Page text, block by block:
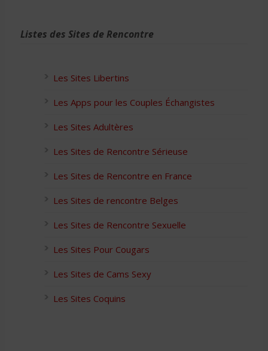
Listes des Sites de Rencontre
Les Sites Libertins
Les Apps pour les Couples Échangistes
Les Sites Adultères
Les Sites de Rencontre Sérieuse
Les Sites de Rencontre en France
Les Sites de rencontre Belges
Les Sites de Rencontre Sexuelle
Les Sites Pour Cougars
Les Sites de Cams Sexy
Les Sites Coquins